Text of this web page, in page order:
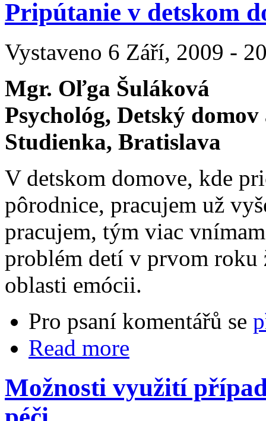
Pripútanie v detskom
Vystaveno 6 Září, 2009 -
Mgr. Oľga Šuláková
Psychológ, Detský
Studienka, Bratislava
V detskom domove, kde
pôrodnice, pracujem už
pracujem, tým viac
problém detí v prvom
oblasti emócii.
Pro psaní komentářů se
Read more
Možnosti využití